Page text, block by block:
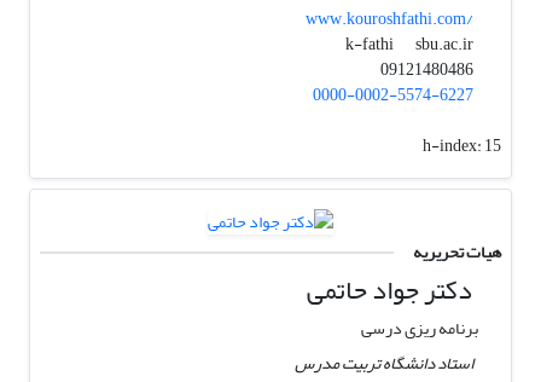
www.kouroshfathi.com/
k-fathi
sbu.ac.ir
09121480486
0000-0002-5574-6227
h-index:15
هیات تحریریه
دکتر جواد حاتمی
برنامه ریزی درسی
استاد دانشگاه تربیت مدرس